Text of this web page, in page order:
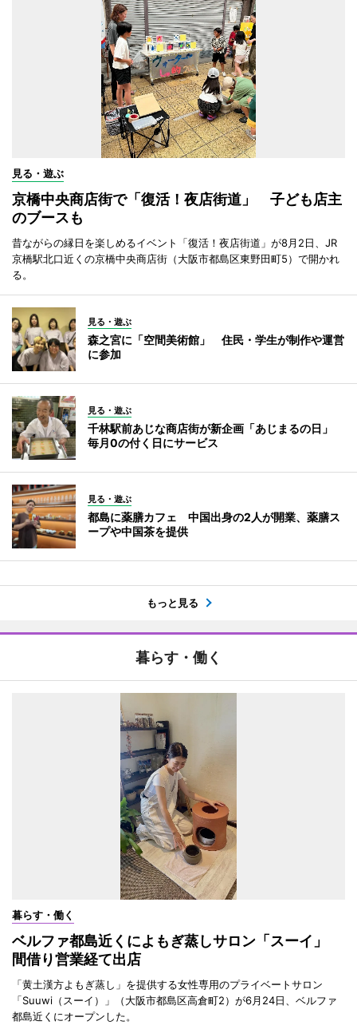
見る・遊ぶ
京橋中央商店街で「復活！夜店街道」 子ども店主
のブースも
昔ながらの縁日を楽しめるイベント「復活！夜店街道」が8月2日、JR
京橋駅北口近くの京橋中央商店街（大阪市都島区東野田町5）で開かれ
る。
見る・遊ぶ
森之宮に「空間美術館」 住民・学生が制作や運営
に参加
見る・遊ぶ
千林駅前あじな商店街が新企画「あじまるの日」
毎月0の付く日にサービス
見る・遊ぶ
都島に薬膳カフェ 中国出身の2人が開業、薬膳ス
ープや中国茶を提供
もっと見る
暮らす・働く
暮らす・働く
ベルファ都島近くによもぎ蒸しサロン「スーイ」
間借り営業経て出店
「黄土漢方よもぎ蒸し」を提供する女性専用のプライベートサロン
「Suuwi（スーイ）」（大阪市都島区高倉町2）が6月24日、ベルファ
都島近くにオープンした。